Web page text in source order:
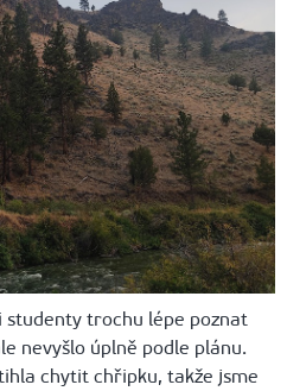
studenty trochu lépe poznat
nevyšlo úplně podle plánu.
chytit chřipku, takže jsme